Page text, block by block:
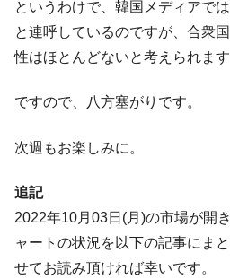
Fact1
日本人マスターズ挑戦の
だった選手とは？
Fact1
甲子園通算本塁打、最多
というわけで、韓国メディアで
と連呼しているのですが、合衆
性はほとんどないと考えられます
ですので、八方塞がりです。
次週もお楽しみに。
追記
2022年10月03日(月)の市場が開
ャートの状況を以下の記事にま
せてお読み頂ければ幸いです。